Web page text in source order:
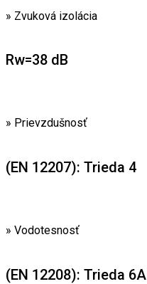
» Zvuková izolácia
Rw=38 dB
» Prievzdušnosť
(EN 12207): Trieda 4
» Vodotesnosť
(EN 12208): Trieda 6A